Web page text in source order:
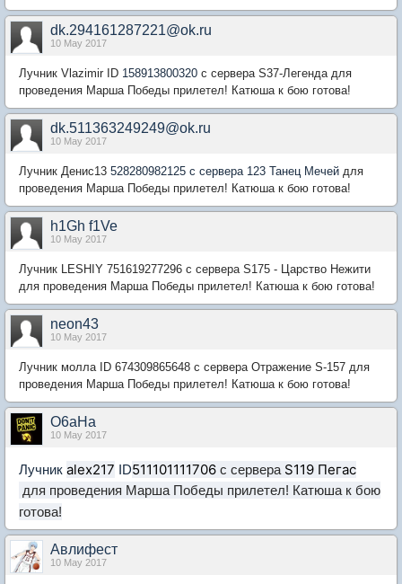
dk.294161287221@ok.ru
10 May 2017
Лучник Vlazimir ID 158913800320 с сервера S37-Легенда для
проведения Марша Победы прилетел! Катюша к бою готова!
dk.511363249249@ok.ru
10 May 2017
Лучник Денис13 528280982125 с сервера 123 Танец Мечей для
проведения Марша Победы прилетел! Катюша к бою готова!
h1Gh f1Ve
10 May 2017
Лучник LESHIY 751619277296 с сервера S175 - Царство Нежити
для проведения Марша Победы прилетел! Катюша к бою готова!
neon43
10 May 2017
Лучник молла ID 674309865648 с сервера Отражение S-157 для
проведения Марша Победы прилетел! Катюша к бою готова!
O6aHa
10 May 2017
Лучник alex217 ID511101111706 с сервера S119 Пегас
для проведения Марша Победы прилетел! Катюша к бою
готова!
Авлифест
10 May 2017